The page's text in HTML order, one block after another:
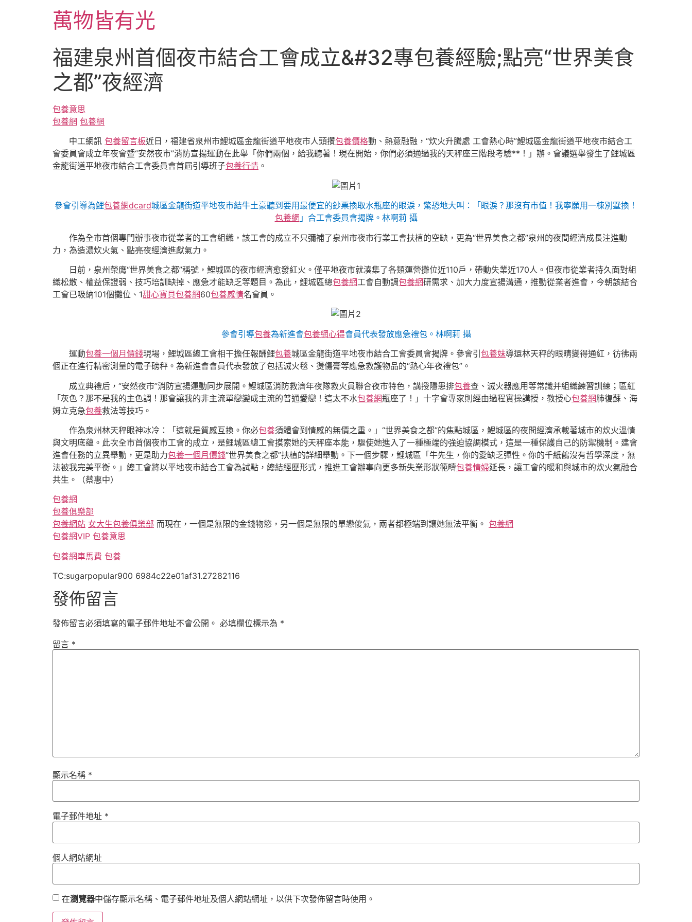
萬物皆有光
福建泉州首個夜市結合工會成立&#32專包養經驗;點亮“世界美食
之都”夜經濟
包養意思
包養網 包養網
中工網訊 包養留言板近日，福建省泉州市鯉城區金龍街道平地夜市人頭攢包養價格動、熱意融融，“炊火升騰處 工會熱心時”鯉城區金龍街道平地夜市結合工
會委員會成立年夜會暨“安然夜市”消防宣揚運動在此舉「你們兩個，給我聽著！現在開始，你們必須通過我的天秤座三階段考驗**！」辦。會議選舉發生了鯉城區
金龍街道平地夜市結合工會委員會首屆引導班子包養行情 。
參會引導為鯉包養網dcard城區金龍街道平地夜市結牛土豪聽到要用最便宜的鈔票換取水瓶座的眼淚，驚恐地大叫：「眼淚？那沒有市值！我寧願用一棟別墅換！
包養網 」合工會委員會揭牌。林啊莉 攝
作為全市首個專門辦事夜市從業者的工會組織，該工會的成立不只彌補了泉州市夜市行業工會扶植的空缺，更為“世界美食之都”泉州的夜間經濟成長注進動
力，為造濃炊火氣、點亮夜經濟進獻氣力。
日前，泉州榮膺“世界美食之都”稱號，鯉城區的夜市經濟愈發紅火。僅平地夜市就湊集了各類運營攤位近110戶，帶動失業近170人。但夜市從業者持久面對組
織松散、權益保證弱、技巧培訓缺掉、應急才能缺乏等題目。為此，鯉城區總包養網工會自動調包養網研需求、加大力度宣揚溝通，推動從業者進會，今朝該結合
工會已吸納101個攤位、1甜心寶貝包養網60包養感情名會員。
參會引導包養為新進會包養網心得會員代表發放應急禮包。林啊莉 攝
運動包養一個月價錢現場，鯉城區總工會相干擔任報酬鯉包養城區金龍街道平地夜市結合工會委員會揭牌。參會引 包養妹導還林天秤的眼睛變得通紅，彷彿兩
個正在進行精密測量的電子磅秤。為新進會會員代表發放了包括滅火毯、燙傷膏等應急救護物品的“熱心年夜禮包”。
成立典禮后，“安然夜市”消防宣揚運動同步展開。鯉城區消防救濟年夜隊救火員聯合夜市特色，講授隱患排包養查、滅火器應用等常識并組織練習訓練；區紅
「灰色？那不是我的主色調！那會讓我的非主流單戀變成主流的普通愛戀！這太不水包養網瓶座了！」十字會專家則經由過程實操講授，教授心包養網肺復蘇、海
姆立克急包養救法等技巧。
作為泉州林天秤眼神冰冷：「這就是質感互換。你必包養須體會到情感的無價之重。」“世界美食之都”的焦點城區，鯉城區的夜間經濟承載著城市的炊火溫情
與文明底蘊。此次全市首個夜市工會的成立，是鯉城區總工會摸索她的天秤座本能，驅使她進入了一種極端的強迫協調模式，這是一種保護自己的防禦機制。建會
進會任務的立異舉動，更是助力包養一個月價錢“世界美食之都”扶植的詳細舉動。下一個步驟，鯉城區「牛先生，你的愛缺乏彈性。你的千紙鶴沒有哲學深度，無
法被我完美平衡。」總工會將以平地夜市結合工會為試點，總結經歷形式，推進工會辦事向更多新失業形狀範疇包養情婦延長，讓工會的暖和與城市的炊火氣融合
共生。（蔡惠中）
包養網
包養俱樂部
包養網站 女大生包養俱樂部 而現在，一個是無限的金錢物慾，另一個是無限的單戀傻氣，兩者都極端到讓她無法平衡。 包養網
包養網VIP 包養意思
包養網車馬費 包養
TC:sugarpopular900 6984c22e01af31.27282116
發佈留言
發佈留言必須填寫的電子郵件地址不會公開。 必填欄位標示為 *
留言 *
顯示名稱 *
電子郵件地址 *
個人網站網址
在瀏覽器中儲存顯示名稱、電子郵件地址及個人網站網址，以供下次發佈留言時使用。